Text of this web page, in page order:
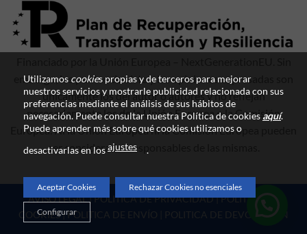
embargo, los puntos de vista y las opiniones expresadas son
únicamente los del autor o autores y no reflejan
necesariamente los de la Unión Europea o la Comisión
Europea. Ni la Unión Europea ni la Comisión Europea pueden
ser consideradas responsables de las mismas.
AVISO LEGAL|POLITICA DE PRIVACIDAD|POLITICA DE
COOKIES|POLITICA DE ENVÍO POLITICA DE DEVOLUCIÓN
Utilizamos cookies propias y de terceros para mejorar
nuestros servicios y mostrarle publicidad relacionada con sus
preferencias mediante el análisis de sus hábitos de
navegación. Puede consultar nuestra Política de cookies aquí.
Puede aprender más sobre qué cookies utilizamos o
desactivarlas en losajustes .
Aceptar Cookies Rechazar Cookies no esenciales
Configurar